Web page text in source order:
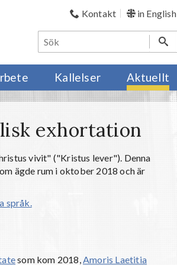
Kontakt in English
Kallelser Aktuellt
exhortation
vivit" ("Kristus lever"). Denna
ägde rum i oktober 2018 och är
språk.
som kom 2018,Amoris Laetitia